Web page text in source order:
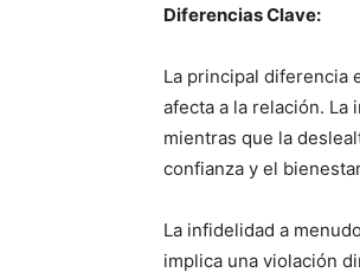
Diferencias Clave:
La principal diferencia
afecta a la relación.
mientras que la
confianza y el
La infidelidad a
implica una violación